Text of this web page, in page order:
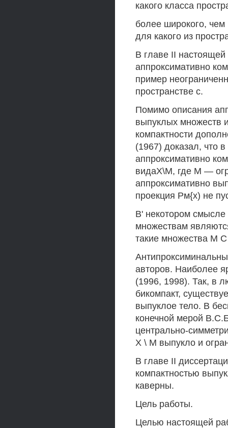
какого класса
более широкого, чем
для какого из
В главе II настоящей
аппроксимативно
пример
пространстве с.
Помимо описания
выпуклых множеств
компактности
(1967) доказал, что
аппроксимативно
видаХ\М, где М —
аппроксимативно
проекция Рм{х) не
В' некотором
множествам
такие множества М
авторов. Наиболее
(1996, 1998). Так, в
бикомпакт,
выпуклое тело. В
конечной мерой
центрально-
X \ М выпукло и
В главе II
компактностью
каверны.
Цель работы.
Целью настоящей